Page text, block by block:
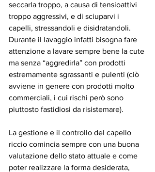
seccarla troppo, a causa di tensioattivi
troppo aggressivi, e di sciuparvi i
capelli, stressandoli e disidratandoli.
Durante il lavaggio infatti bisogna fare
attenzione a lavare sempre bene la cute
ma senza “aggredirla” con prodotti
estremamente sgrassanti e pulenti (ciò
avviene in genere con prodotti molto
commerciali, i cui rischi però sono
piuttosto fastidiosi da risistemare).
La gestione e il controllo del capello
riccio comincia sempre con una buona
valutazione dello stato attuale e come
poter realizzare la forma desiderata,